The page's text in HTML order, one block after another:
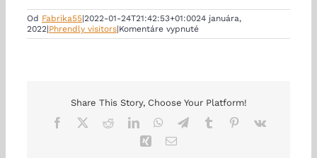
Od Fabrika55|2022-01-24T21:42:53+01:0024 januára,
2022|Phrendly visitors|Komentáre vypnuténa
Le
contenute
Share This Story, Choose Your Platform!
Facebook RedditLinkedInWhatsApp
TelegramTumblr Pinterest
Vk
Xing Email